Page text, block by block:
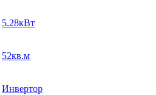
5.28кВт
52кв.м
Инвертор